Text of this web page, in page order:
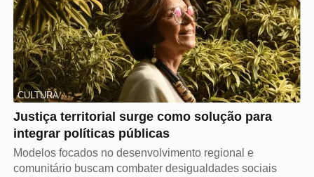
CULTURA
Justiça territorial surge como solução para
integrar políticas públicas
Modelos focados no desenvolvimento regional e
comunitário buscam combater desigualdades sociais